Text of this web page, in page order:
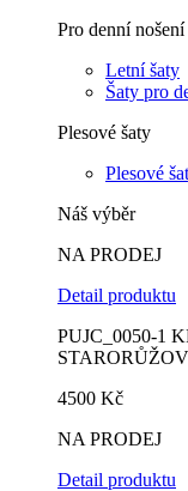
Pro denní nošení
Letní šaty
Šaty pro
Plesové šaty
Plesové
Náš výběr
NA PRODEJ
Detail produktu
PUJC_0050-1
4500 Kč
NA PRODEJ
Detail produktu